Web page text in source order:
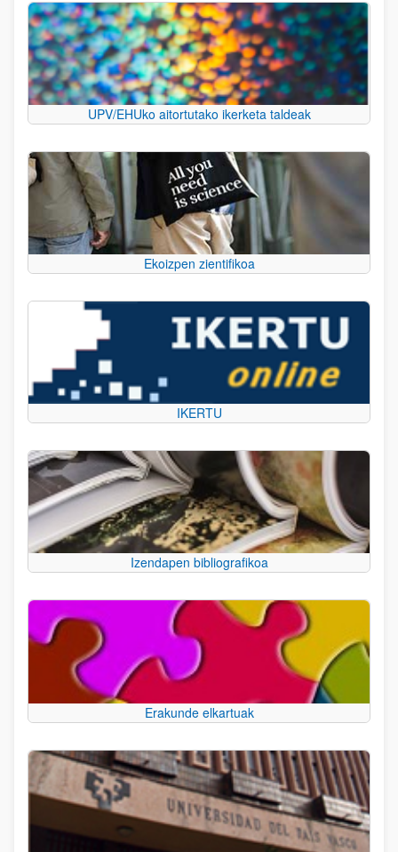
UPV/EHUko aitortutako ikerketa taldeak
Ekoizpen zientifikoa
IKERTU
Izendapen bibliografikoa
Erakunde elkartuak